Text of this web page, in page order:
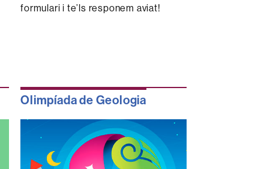
formulari i te’ls responem aviat!
Olimpíada de Geologia